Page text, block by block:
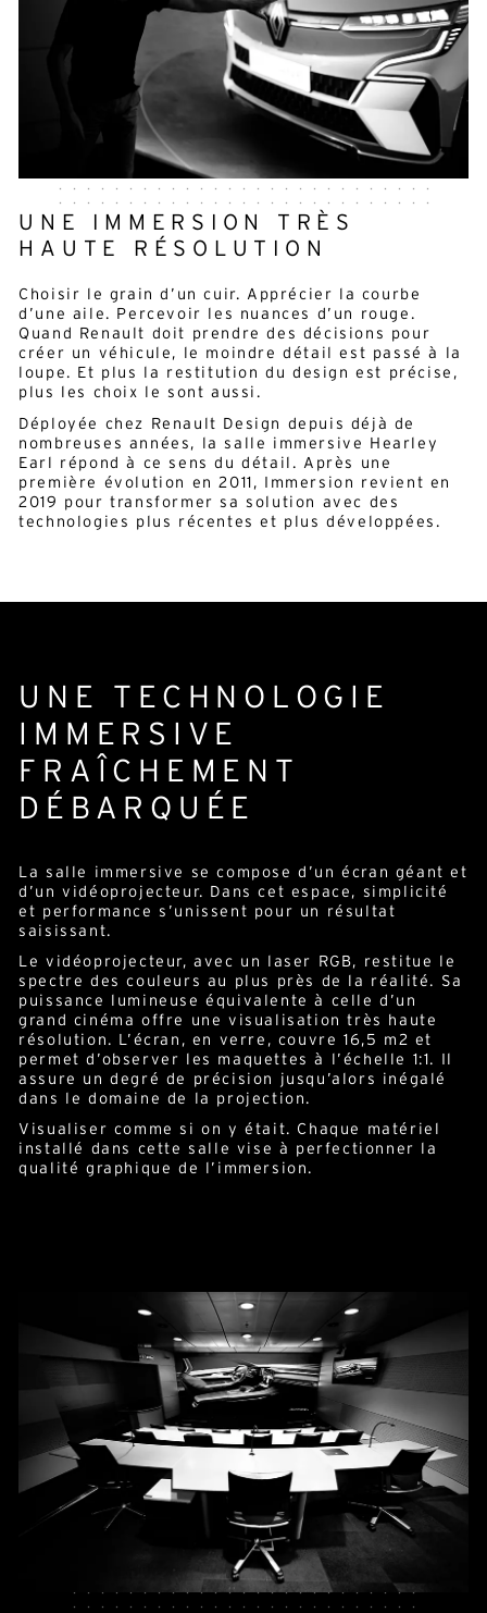
UNE IMMERSION TRÈS
HAUTE RÉSOLUTION
Choisir le grain d’un cuir. Apprécier la courbe
d’une aile. Percevoir les nuances d’un rouge.
Quand Renault doit prendre des décisions pour
créer un véhicule, le moindre détail est passé à la
loupe. Et plus la restitution du design est précise,
plus les choix le sont aussi.
Déployée chez Renault Design depuis déjà de
nombreuses années, la salle immersive Hearley
Earl répond à ce sens du détail. Après une
première évolution en 2011, Immersion revient en
2019 pour transformer sa solution avec des
technologies plus récentes et plus développées.
UNE TECHNOLOGIE
IMMERSIVE
FRAÎCHEMENT
DÉBARQUÉE
La salle immersive se compose d’un écran géant et
d’un vidéoprojecteur. Dans cet espace, simplicité
et performance s’unissent pour un résultat
saisissant.
Le vidéoprojecteur, avec un laser RGB, restitue le
spectre des couleurs au plus près de la réalité. Sa
puissance lumineuse équivalente à celle d’un
grand cinéma offre une visualisation très haute
résolution. L’écran, en verre, couvre 16,5 m 2 et
permet d’observer les maquettes à l’échelle 1:1. Il
assure un degré de précision jusqu’alors inégalé
dans le domaine de la projection.
Visualiser comme si on y était. Chaque matériel
installé dans cette salle vise à perfectionner la
qualité graphique de l’immersion.